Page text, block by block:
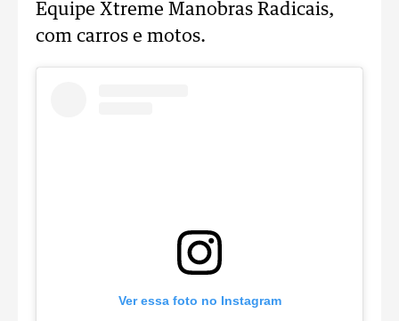
Equipe Xtreme Manobras Radicais,
com carros e motos.
Ver essa foto no Instagram